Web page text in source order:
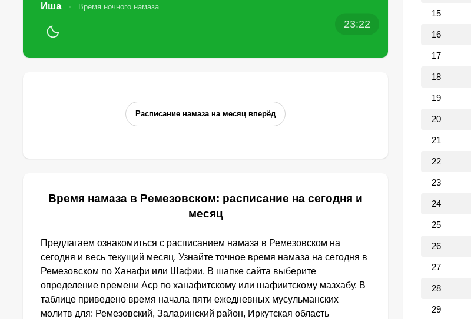
Иша Время ночного намаза
23:22
Расписание намаза на месяц вперёд
Время намаза в Ремезовском: расписание на сегодня и
месяц
Предлагаем ознакомиться с расписанием намаза в Ремезовском на
сегодня и весь текущий месяц. Узнайте точное время намаза на сегодня в
Ремезовском по Ханафи или Шафии. В шапке сайта выберите
определение времени Аср по ханафитскому или шафиитскому мазхабу. В
таблице приведено время начала пяти ежедневных мусульманских
молитв для: Ремезовский, Заларинский район, Иркутская область
15
16
17
18
19
20
21
22
23
24
25
26
27
28
29